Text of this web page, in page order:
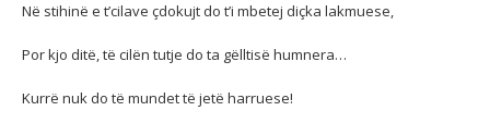
Në stihinë e t’cilave çdokujt do t’i mbetej diçka lakmuese,
Por kjo ditë, të cilën tutje do ta gëlltisë humnera…
Kurrë nuk do të mundet të jetë harruese!